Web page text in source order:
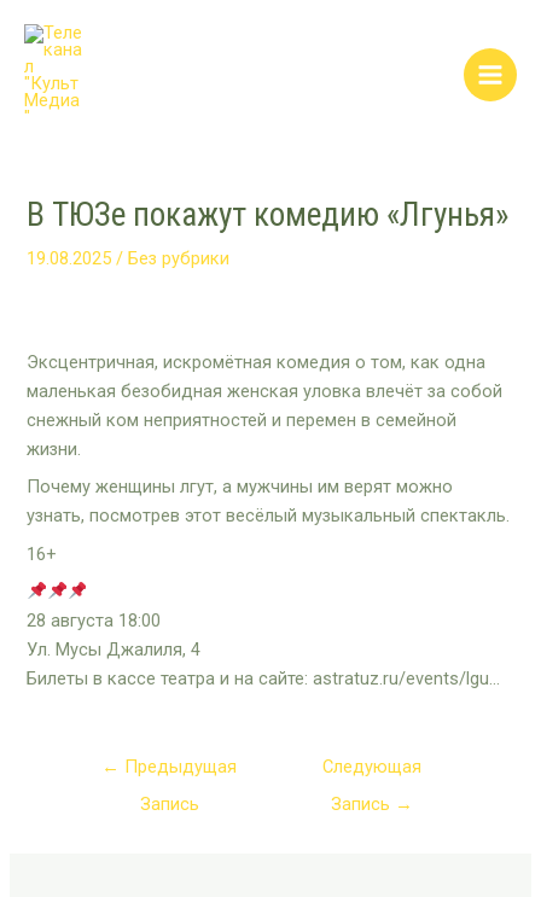
содержимому
В ТЮЗе покажут комедию «Лгунья»
19.08.2025/Без рубрики
Эксцентричная, искромётная комедия о том, как одна
маленькая безобидная женская уловка влечёт за собой
снежный ком неприятностей и перемен в семейной
жизни.
Почему женщины лгут, а мужчины им верят можно
узнать, посмотрев этот весёлый музыкальный спектакль.
16+
28 августа 18:00
Ул. Мусы Джалиля, 4
Билеты в кассе театра и на сайте: astratuz.ru/events/lgu…
navigation
← Предыдущая
Запись
Следующая
Запись →